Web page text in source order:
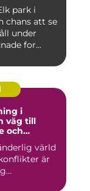
park i
chans att se
under
for...
i
väg till
och
värld
är